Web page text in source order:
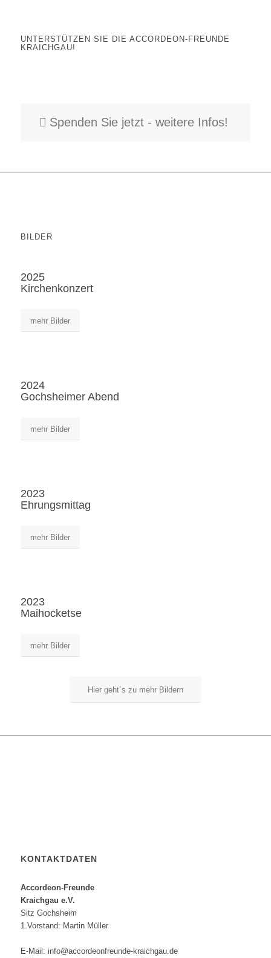
UNTERSTÜTZEN SIE DIE ACCORDEON-FREUNDE
KRAICHGAU!
Spenden Sie jetzt - weitere Infos!
BILDER
2025
Kirchenkonzert
mehr Bilder
2024
Gochsheimer Abend
mehr Bilder
2023
Ehrungsmittag
mehr Bilder
2023
Maihocketse
mehr Bilder
Hier geht´s zu mehr Bildern
KONTAKTDATEN
Accordeon-Freunde
Kraichgau e.V.
Sitz Gochsheim
1.Vorstand: Martin Müller
E-Mail: info@accordeonfreunde-kraichgau.de